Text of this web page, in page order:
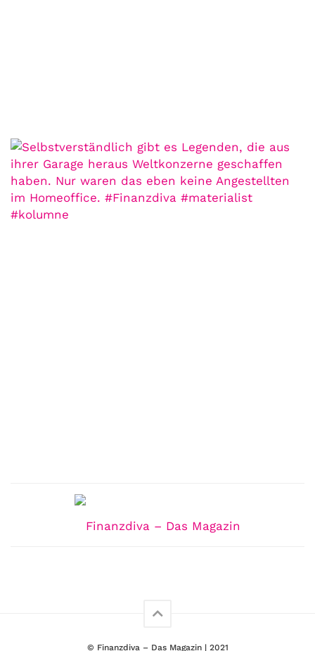
© Finanzdiva – Das Magazin | 2021